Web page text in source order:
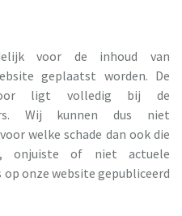
voor de inhoud van
geplaatst worden. De
ligt volledig bij de
Wij kunnen dus niet
welke schade dan ook die
onjuiste of niet actuele
onze website gepubliceerd